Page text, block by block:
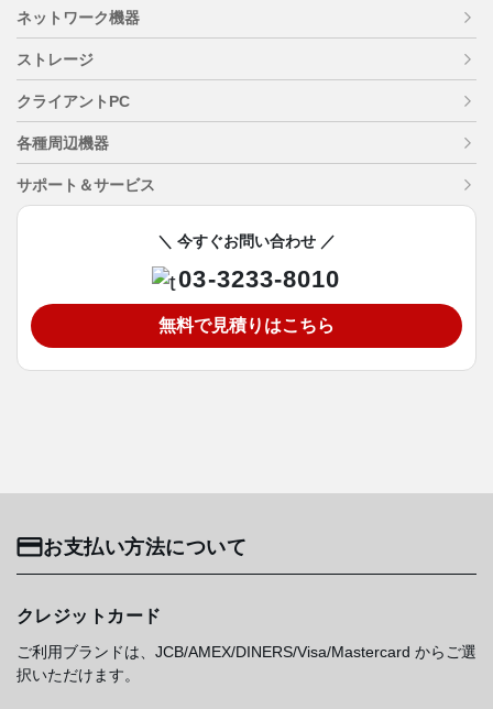
ネットワーク機器
ストレージ
クライアントPC
各種周辺機器
サポート＆サービス
＼ 今すぐお問い合わせ ／
03-3233-8010
無料で見積りはこちら
お支払い方法について
クレジットカード
ご利用ブランドは、JCB/AMEX/DINERS/Visa/Mastercard からご選
択いただけます。